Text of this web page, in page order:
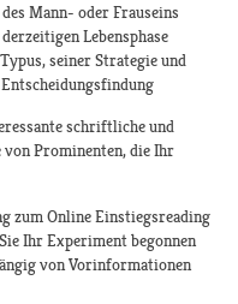
Mann- oder Frauseins
Lebensphase
seiner Strategie und
schriftliche und
Prominenten, die Ihr
zum Online Einstiegsreading
Ihr Experiment begonnen
von Vorinformationen